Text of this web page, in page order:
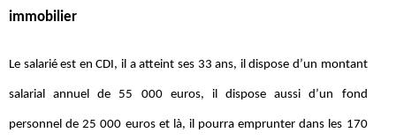
immobilier
Le salarié est en CDI, il a atteint ses 33 ans, il dispose d’un montant
salarial annuel de 55 000 euros, il dispose aussi d’un fond
personnel de 25 000 euros et là, il pourra emprunter dans les 170